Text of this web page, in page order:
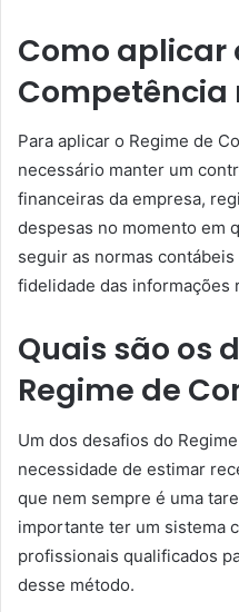
Como aplicar
Competência
Para aplicar o Regime de
necessário manter um
financeiras da empresa,
despesas no momento em
seguir as normas
fidelidade das informações
Quais são os
Regime de
Um dos desafios do
necessidade de estimar
que nem sempre é uma
importante ter um sistema
profissionais qualificados
desse método.